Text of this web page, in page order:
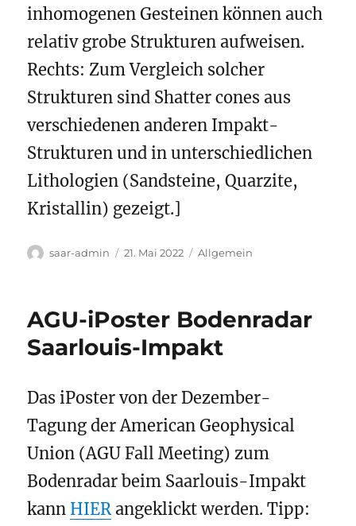
inhomogenen Gesteinen können auch
relativ grobe Strukturen aufweisen.
Rechts: Zum Vergleich solcher
Strukturen sind Shatter cones aus
verschiedenen anderen Impakt-
Strukturen und in unterschiedlichen
Lithologien (Sandsteine, Quarzite,
Kristallin) gezeigt.]
Autor
saar-admin
Veröffentlicht
21. Mai 2022 Kategorien
Allgemein
AGU-iPoster Bodenradar
Saarlouis-Impakt
Das iPoster von der Dezember-
Tagung der American Geophysical
Union (AGU Fall Meeting) zum
Bodenradar beim Saarlouis-Impakt
kann HIER angeklickt werden. Tipp: